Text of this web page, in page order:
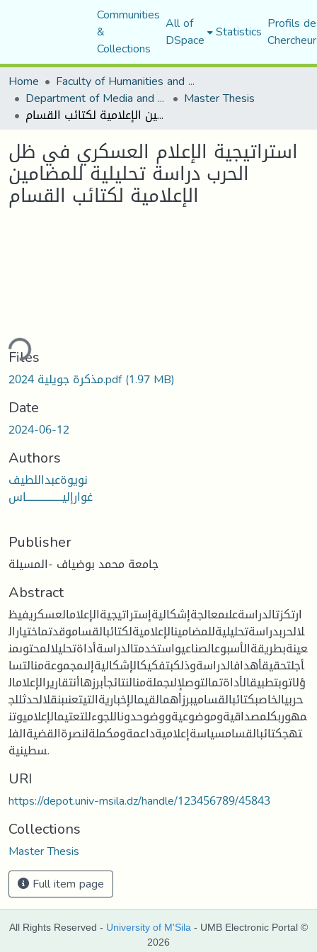
Communities
&
Collections
All of
DSpace Statistics Profils
Home
Faculty of Humanities and Social Sciences
Department of Media and Communication Studies Master Thesis
استراتيجية الإعلام العسكري في ظل الحرب دراسة تحليلية للمضامين الإعلامية لكتائب القسام
استراتيجية الإعلام العسكري في ظل
الحرب دراسة تحليلية للمضامين
الإعلامية لكتائب القسام
Files
مذكرة جويلية 2024.pdf(1.97 MB)
Date
2024-06-12
Authors
نويوةعبداللطيف
غوارإليـــــــــــــــــاس
Publisher
جامعة محمد بوضياف -المسيلة
Abstract
ارتكزتالدراسةعلىمعالجةإشكاليةإستراتيجيةالإعلامالعسكريفيظ
لالحربدراسةتحليليةللمضامينالإعلاميةلكتائبالقساموقدتماختيارال
عينةبطريقةالأسبوعالصناعيواستخدمتالدراسةأداةتحليلالمحتوىمن
أجلتحقيقأهدافالدراسةوذلكبتفكيكالإشكاليةإلىمجموعةمنالتسا
ؤلاتوبتطبيقالأداةتمالتوصلإلىجملةمنالنتائجأبرزهاأنتقاريرالإعلامال
حربيالخاصبكتائبالقساميبرزأهمالقيمالإخباريةالتيتعنىبنقلالحدثللج
مهوربكلمصداقيةوموضوعيةووضوحدوناللجوءللتعتيمالإعلاميوتن
تهجكتائبالقسامسياسةإعلاميةداعمةومكملةلنصرةالقضيةالفل
سطينية.
URI
https://depot.univ-msila.dz/handle/123456789/45843
Collections
Master Thesis
Full item page
All Rights Reserved - University of M'Sila - UMB Electronic Portal ©
2026